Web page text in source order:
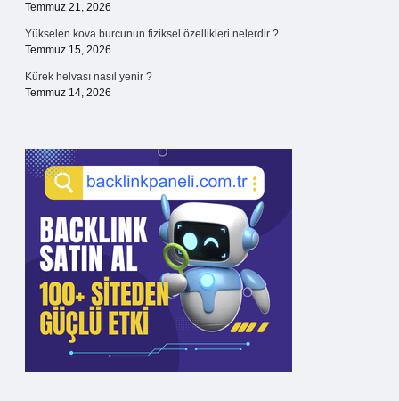
Temmuz 21, 2026
Yükselen kova burcunun fiziksel özellikleri nelerdir ?
Temmuz 15, 2026
Kürek helvası nasıl yenir ?
Temmuz 14, 2026